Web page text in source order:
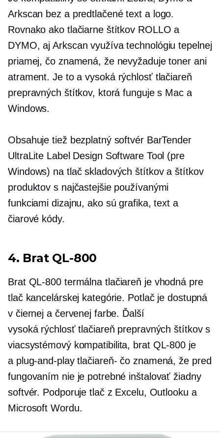
Arkscan bez a predtlačenétext a logo.
Rovnako ako tlačiarne štítkov ROLLO a
DYMO, aj Arkscan využíva technológiu tepelnej
priamej, čo znamená, že nevyžaduje toner ani
atrament. Je to avysoká rýchlosťtlačiareň
prepravných štítkov, ktorá funguje s Mac a
Windows.
Obsahuje tiež bezplatný softvér BarTender
UltraLite Label Design Software Tool (pre
Windows) na tlač skladových štítkov a štítkov
produktov s najčastejšie používanými
funkciami dizajnu, ako sú grafika, text a
čiarové kódy.
4. Brat QL-800
Brat QL-800termálna tlačiareň je vhodná pre
tlač kancelárskej kategórie. Potlač je dostupná
v čiernej a červenej farbe. Ďalší
vysoká rýchlosťtlačiareň prepravných štítkov s
viacsystémovýkompatibilita, brat QL-800 je
a plug-and-play tlačiareň- čo znamená, že pred
fungovaním nie je potrebné inštalovať žiadny
softvér. Podporuje tlač z Excelu, Outlooku a
Microsoft Wordu.